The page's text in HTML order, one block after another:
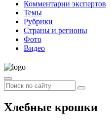
Комментарии экспертов
Темы
Рубрики
Страны и регионы
Фото
Видео
Хлебные крошки